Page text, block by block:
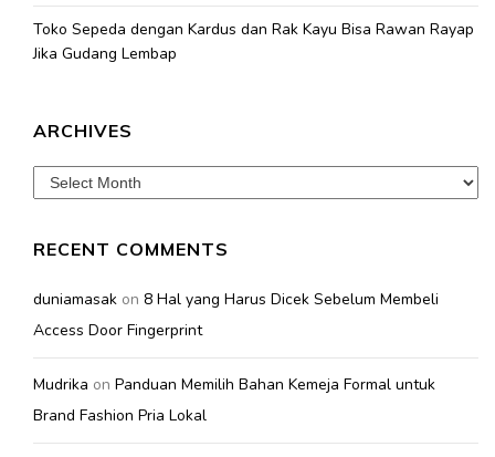
Toko Sepeda dengan Kardus dan Rak Kayu Bisa Rawan Rayap
Jika Gudang Lembap
ARCHIVES
Archives
RECENT COMMENTS
duniamasak on 8 Hal yang Harus Dicek Sebelum Membeli
Access Door Fingerprint
Mudrika on Panduan Memilih Bahan Kemeja Formal untuk
Brand Fashion Pria Lokal